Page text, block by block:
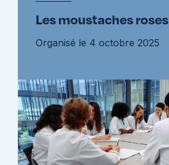
Les moustaches roses
Organisé le 4 octobre 2025